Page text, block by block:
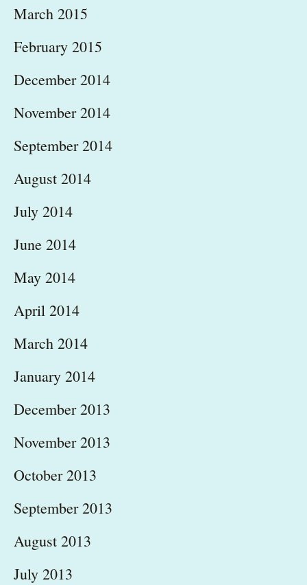
March 2015
February 2015
December 2014
November 2014
September 2014
August 2014
July 2014
June 2014
May 2014
April 2014
March 2014
January 2014
December 2013
November 2013
October 2013
September 2013
August 2013
July 2013